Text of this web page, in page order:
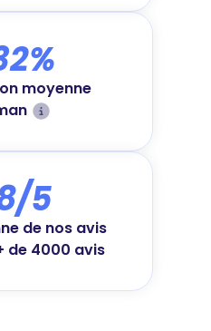
moyenne
5
de nos avis
de 4000 avis